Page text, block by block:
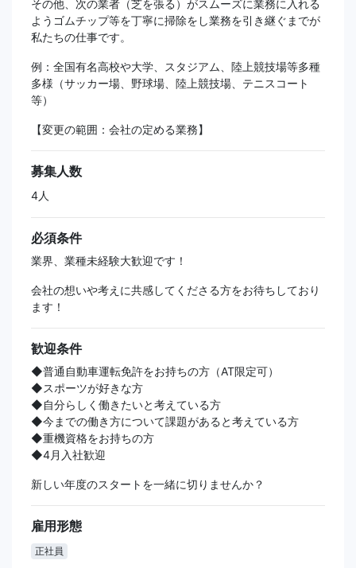
その他、次の業者（芝を張る）がスムーズに業務に入れる
ようゴムチップ等を丁寧に掃除をし業務を引き継ぐまでが
私たちの仕事です。
例：全国有名高校や大学、スタジアム、陸上競技場等多種
多様（サッカー場、野球場、陸上競技場、テニスコート
等）
【変更の範囲：会社の定める業務】
募集人数
4人
必須条件
業界、業種未経験大歓迎です！
会社の想いや考えに共感してくださる方をお待ちしており
ます！
歓迎条件
◆普通自動車運転免許をお持ちの方（AT限定可）
◆スポーツが好きな方
◆自分らしく働きたいと考えている方
◆今までの働き方について課題があると考えている方
◆重機資格をお持ちの方
◆4月入社歓迎
新しい年度のスタートを一緒に切りませんか？
雇用形態
正社員